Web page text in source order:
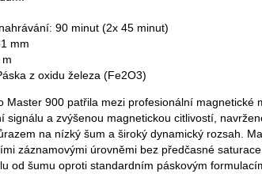
90 minut (2x 45 minut)
mm
z oxidu železa (Fe2O3)
Master 900 patřila mezi profesionální magnetické
signálu a zvýšenou magnetickou citlivostí,
na nízký šum a široký dynamický rozsah.
záznamovými úrovněmi bez předčasné
od šumu oproti standardním páskovým